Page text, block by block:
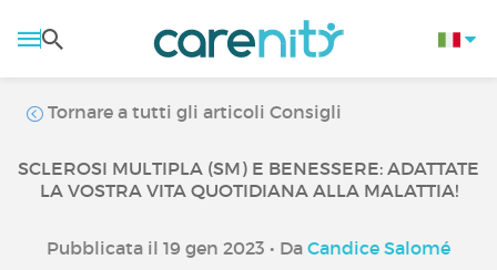
Tornare a tutti gli articoli Consigli
SCLEROSI MULTIPLA (SM) E BENESSERE: ADATTATE
LA VOSTRA VITA QUOTIDIANA ALLA MALATTIA!
Pubblicata il 19 gen 2023 • Da Candice Salomé